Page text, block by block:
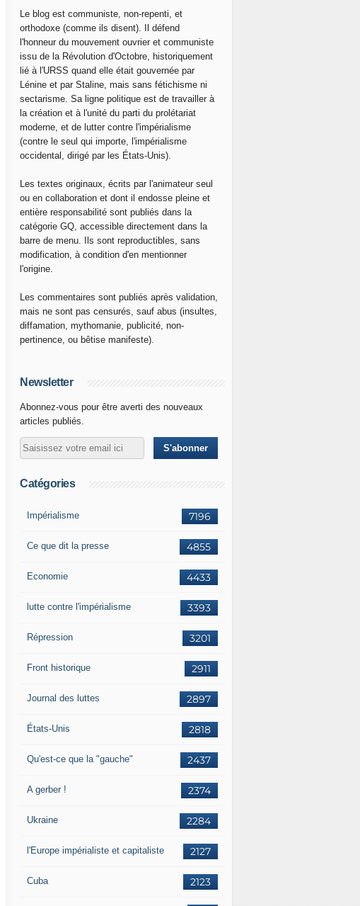
Le blog est communiste, non-repenti, et
orthodoxe (comme ils disent). Il défend
l'honneur du mouvement ouvrier et communiste
issu de la Révolution d'Octobre, historiquement
lié à l'URSS quand elle était gouvernée par
Lénine et par Staline, mais sans fétichisme ni
sectarisme. Sa ligne politique est de travailler à
la création et à l'unité du parti du prolétariat
moderne, et de lutter contre l'impérialisme
(contre le seul qui importe, l'impérialisme
occidental, dirigé par les États-Unis).
Les textes originaux, écrits par l'animateur seul
ou en collaboration et dont il endosse pleine et
entière responsabilité sont publiés dans la
catégorie GQ, accessible directement dans la
barre de menu. Ils sont reproductibles, sans
modification, à condition d'en mentionner
l'origine.
Les commentaires sont publiés après validation,
mais ne sont pas censurés, sauf abus (insultes,
diffamation, mythomanie, publicité, non-
pertinence, ou bêtise manifeste).
Newsletter
Abonnez-vous pour être averti des nouveaux
articles publiés.
Catégories
7196
Impérialisme
4855
Ce que dit la presse
4433
Economie
3393
lutte contre l'impérialisme
3201
Répression
2911
Front historique
2897
Journal des luttes
2818
États-Unis
2437
Qu'est-ce que la "gauche"
2374
A gerber !
2284
Ukraine
2127
l'Europe impérialiste et capitaliste
2123
Cuba